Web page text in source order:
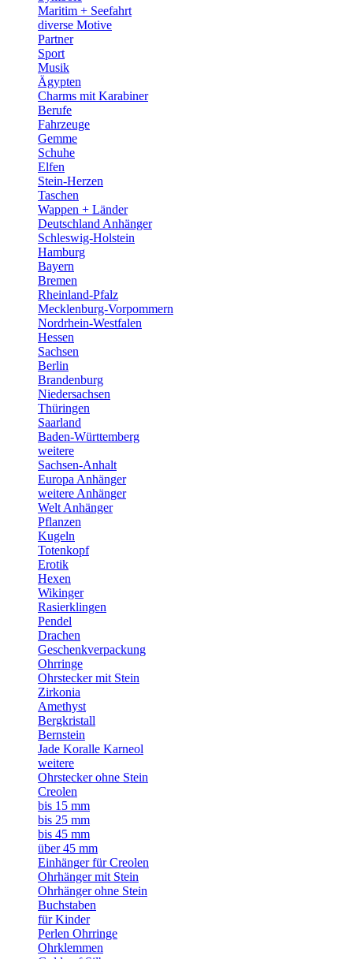
Maritim + Seefahrt
diverse Motive
Partner
Sport
Musik
Ägypten
Charms mit Karabiner
Berufe
Fahrzeuge
Gemme
Schuhe
Elfen
Stein-Herzen
Taschen
Wappen + Länder
Deutschland Anhänger
Schleswig-Holstein
Hamburg
Bayern
Bremen
Rheinland-Pfalz
Mecklenburg-Vorpommern
Nordrhein-Westfalen
Hessen
Sachsen
Berlin
Brandenburg
Niedersachsen
Thüringen
Saarland
Baden-Württemberg
weitere
Sachsen-Anhalt
Europa Anhänger
weitere Anhänger
Welt Anhänger
Pflanzen
Kugeln
Totenkopf
Erotik
Hexen
Wikinger
Rasierklingen
Pendel
Drachen
Geschenkverpackung
Ohrringe
Ohrstecker mit Stein
Zirkonia
Amethyst
Bergkristall
Bernstein
Jade Koralle Karneol
weitere
Ohrstecker ohne Stein
Creolen
bis 15 mm
bis 25 mm
bis 45 mm
über 45 mm
Einhänger für Creolen
Ohrhänger mit Stein
Ohrhänger ohne Stein
Buchstaben
für Kinder
Perlen Ohrringe
Ohrklemmen